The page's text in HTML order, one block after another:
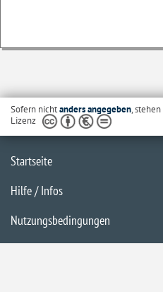
Sofern nichtanders angegeben,
Lizenz
Startseite
Hilfe / Infos
Nutzungsbedingungen